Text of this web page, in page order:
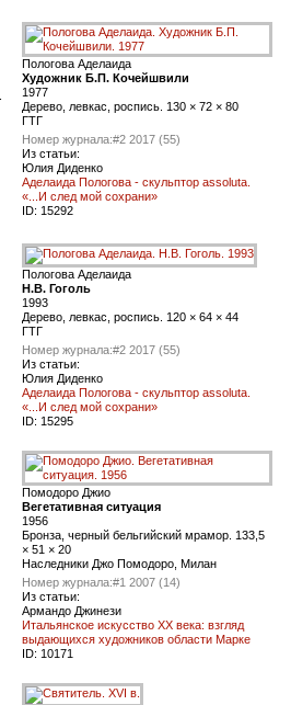
Пологова Аделаида
Художник Б.П. Кочейшвили
1977
Дерево, левкас, роспись. 130 × 72 × 80
ГТГ
Номер журнала:#2 2017 (55)
Из статьи:
Юлия Диденко
Аделаида Пологова - скульптор assoluta.
«...И след мой сохрани»
ID: 15292
Пологова Аделаида
Н.В. Гоголь
1993
Дерево, левкас, роспись. 120 × 64 × 44
ГТГ
Номер журнала:#2 2017 (55)
Из статьи:
Юлия Диденко
Аделаида Пологова - скульптор assoluta.
«...И след мой сохрани»
ID: 15295
Помодоро Джио
Вегетативная ситуация
1956
Бронза, черный бельгийский мрамор. 133,5
× 51 × 20
Наследники Джо Помодоро, Милан
Номер журнала:#1 2007 (14)
Из статьи:
Армандо Джинези
Итальянское искусство ХХ века: взгляд
выдающихся художников области Марке
ID: 10171